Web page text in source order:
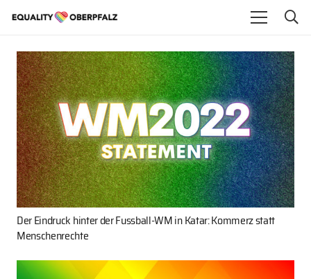
Der Eindruck hinter der Fussball-WM in Katar: Kommerz statt
Menschenrechte